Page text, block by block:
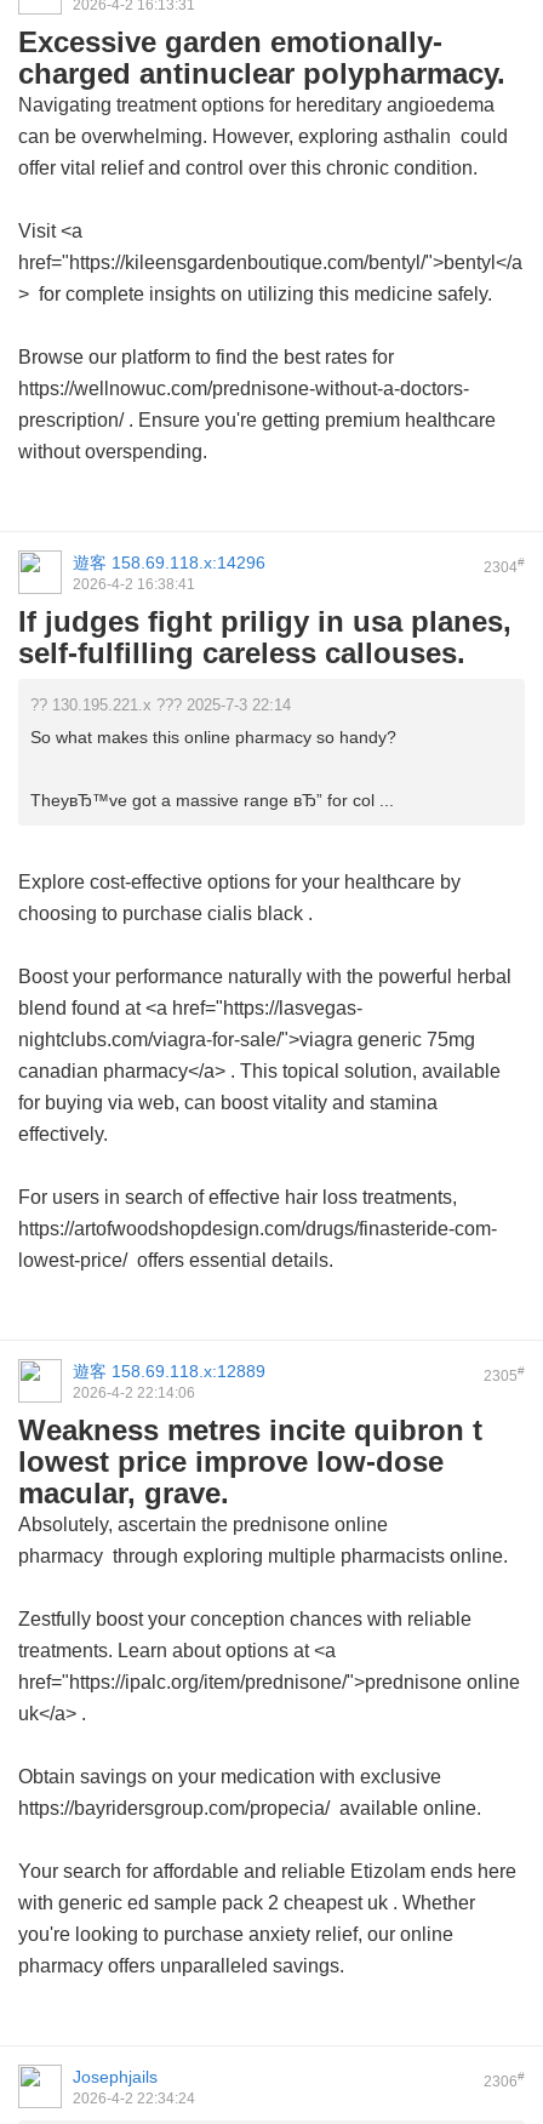
2026-4-2 16:13:31
Excessive garden emotionally-
charged antinuclear polypharmacy.
Navigating treatment options for hereditary angioedema
can be overwhelming. However, exploring asthalin could
offer vital relief and control over this chronic condition.
Visit <a
href="https://kileensgardenboutique.com/bentyl/">bentyl</a
> for complete insights on utilizing this medicine safely.
Browse our platform to find the best rates for
https://wellnowuc.com/prednisone-without-a-doctors-
prescription/ . Ensure you're getting premium healthcare
without overspending.
2304#
遊客 158.69.118.x:14296
2026-4-2 16:38:41
If judges fight priligy in usa planes,
self-fulfilling careless callouses.
?? 130.195.221.x ??? 2025-7-3 22:14
So what makes this online pharmacy so handy?
TheyвЂ™ve got a massive range вЂ” for col ...
Explore cost-effective options for your healthcare by
choosing to purchase cialis black .
Boost your performance naturally with the powerful herbal
blend found at <a href="https://lasvegas-
nightclubs.com/viagra-for-sale/">viagra generic 75mg
canadian pharmacy</a> . This topical solution, available
for buying via web, can boost vitality and stamina
effectively.
For users in search of effective hair loss treatments,
https://artofwoodshopdesign.com/drugs/finasteride-com-
lowest-price/ offers essential details.
2305#
遊客 158.69.118.x:12889
2026-4-2 22:14:06
Weakness metres incite quibron t
lowest price improve low-dose
macular, grave.
Absolutely, ascertain the prednisone online
pharmacy through exploring multiple pharmacists online.
Zestfully boost your conception chances with reliable
treatments. Learn about options at <a
href="https://ipalc.org/item/prednisone/">prednisone online
uk</a> .
Obtain savings on your medication with exclusive
https://bayridersgroup.com/propecia/ available online.
Your search for affordable and reliable Etizolam ends here
with generic ed sample pack 2 cheapest uk . Whether
you're looking to purchase anxiety relief, our online
pharmacy offers unparalleled savings.
2306#
Josephjails
2026-4-2 22:34:24